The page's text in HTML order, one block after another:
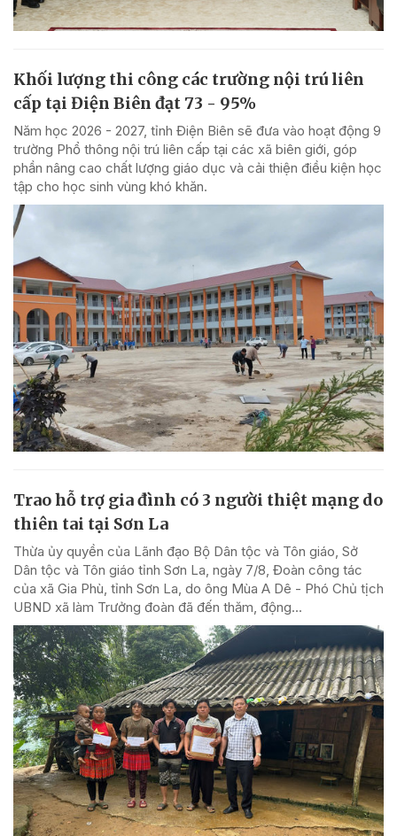
Khối lượng thi công các trường nội trú liên
cấp tại Điện Biên đạt 73 - 95%
Năm học 2026 - 2027, tỉnh Điện Biên sẽ đưa vào hoạt động 9
trường Phổ thông nội trú liên cấp tại các xã biên giới, góp
phần nâng cao chất lượng giáo dục và cải thiện điều kiện học
tập cho học sinh vùng khó khăn.
Trao hỗ trợ gia đình có 3 người thiệt mạng do
thiên tai tại Sơn La
Thừa ủy quyền của Lãnh đạo Bộ Dân tộc và Tôn giáo, Sở
Dân tộc và Tôn giáo tỉnh Sơn La, ngày 7/8, Đoàn công tác
của xã Gia Phù, tỉnh Sơn La, do ông Mùa A Dê - Phó Chủ tịch
UBND xã làm Trưởng đoàn đã đến thăm, động...